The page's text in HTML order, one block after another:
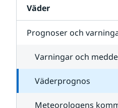
Väder
Prognoser och
Varningar och
Väderprognos
Meteorologens